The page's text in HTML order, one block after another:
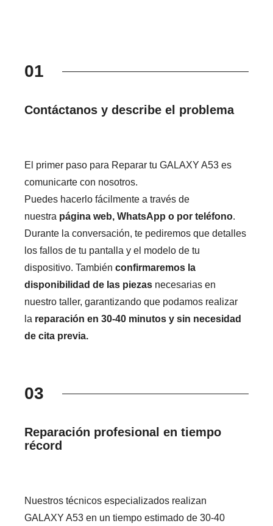
01
Contáctanos y describe el problema
El primer paso para Reparar tu GALAXY A53 es
comunicarte con nosotros.
Puedes hacerlo fácilmente a través de
nuestra página web, WhatsApp o por teléfono.
Durante la conversación, te pediremos que detalles
los fallos de tu pantalla y el modelo de tu
dispositivo. Tambiénconfirmaremos la
disponibilidad de las piezas necesarias en
nuestro taller, garantizando que podamos realizar
la reparación en 30-40 minutos y sin necesidad
de cita previa.
03
Reparación profesional en tiempo
récord
Nuestros técnicos especializados realizan
GALAXY A53 en un tiempo estimado de 30-40